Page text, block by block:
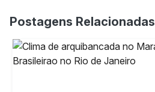
Postagens Relacionadas